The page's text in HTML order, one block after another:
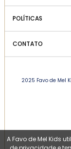
POLÍTICAS
CONTATO
2025 Favo de Mel
A Favo de Mel Kids